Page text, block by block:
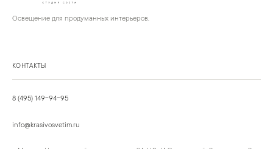
Освещение для продуманных интерьеров.
КОНТАКТЫ
8 (495) 149-94-95
info@krasivosvetim.ru